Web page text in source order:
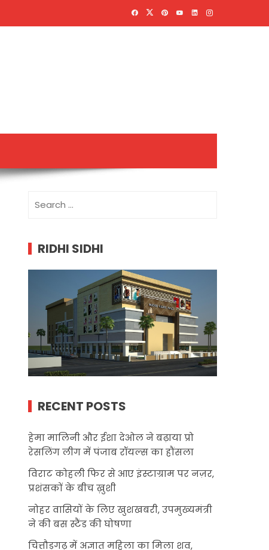
for:
RIDHI SIDHI
RECENT POSTS
हेमा मालिनी और ईशा देओल ने बढ़ाया प्रो
रेसलिंग लीग में पंजाब रॉयल्स का हौंसला
विराट कोहली फिर से आए इंस्टाग्राम पर नज़र,
प्रशंसकों के बीच ख़ुशी
नोहर वासियों के लिए खुशखबरी, उपमुख्यमंत्री
ने की बस स्टैंड की घोषणा
चित्तौड़गढ़ में अज्ञात महिला का मिला शव,